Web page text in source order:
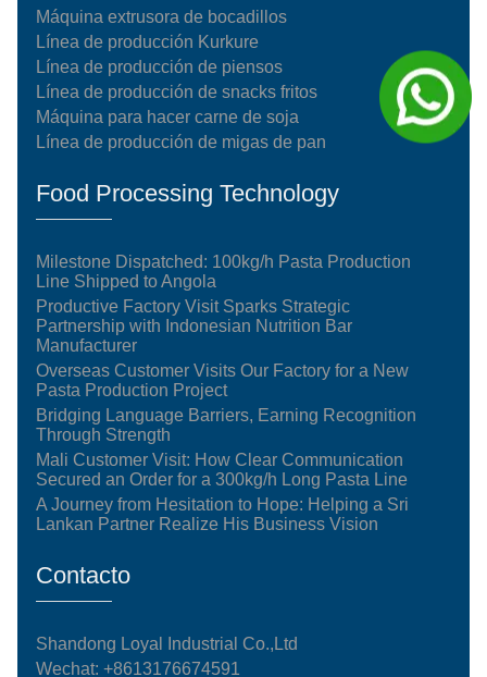
Máquina extrusora de bocadillos
Línea de producción Kurkure
Línea de producción de piensos
Línea de producción de snacks fritos
Máquina para hacer carne de soja
Línea de producción de migas de pan
Food Processing Technology
Milestone Dispatched: 100kg/h Pasta Production
Line Shipped to Angola
Productive Factory Visit Sparks Strategic
Partnership with Indonesian Nutrition Bar
Manufacturer
Overseas Customer Visits Our Factory for a New
Pasta Production Project
Bridging Language Barriers, Earning Recognition
Through Strength
Mali Customer Visit: How Clear Communication
Secured an Order for a 300kg/h Long Pasta Line
A Journey from Hesitation to Hope: Helping a Sri
Lankan Partner Realize His Business Vision
Contacto
Shandong Loyal Industrial Co.,Ltd
Wechat: +8613176674591